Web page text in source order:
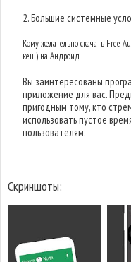
2. Большие системные
Кому желательно скачать Free
кеш) на Андроид
Вы заинтересованы
приложение для вас.
пригодным тому, кто
использовать пустое
пользователям.
Скриншоты: